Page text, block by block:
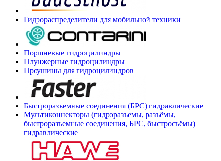
Гидрораспределители для мобильной техники
Поршневые гидроцилиндры
Плунжерные гидроцилиндры
Проушины для гидроцилиндров
Быстроразъемные соединения (БРС) гидравлические
Мультиконнекторы (гидроразъемы, разъёмы,
быстроразъемные соединения, БРС, быстросъёмы)
гидравлические